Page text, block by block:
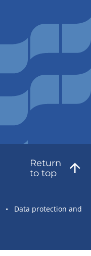
Return
to top
Data protection and